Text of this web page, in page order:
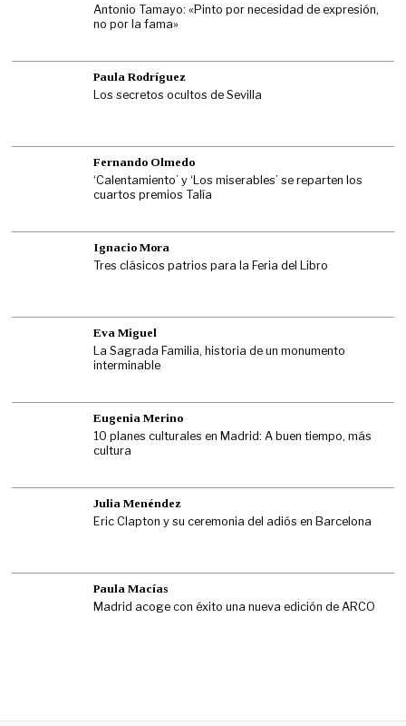
Antonio Tamayo: «Pinto por necesidad de expresión,
no por la fama»
Paula Rodríguez
Los secretos ocultos de Sevilla
Fernando Olmedo
‘Calentamiento’ y ‘Los miserables’ se reparten los
cuartos premios Talía
Ignacio Mora
Tres clásicos patrios para la Feria del Libro
Eva Miguel
La Sagrada Familia, historia de un monumento
interminable
Eugenia Merino
10 planes culturales en Madrid: A buen tiempo, más
cultura
Julia Menéndez
Eric Clapton y su ceremonia del adiós en Barcelona
Paula Macías
Madrid acoge con éxito una nueva edición de ARCO